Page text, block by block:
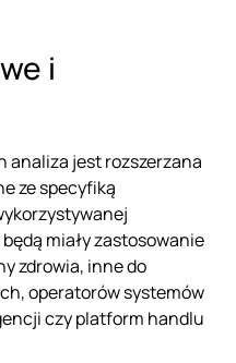
i
analiza jest rozszerzana
ze specyfiką
miały zastosowanie
zdrowia, inne do
operatorów systemów
czy platform handlu